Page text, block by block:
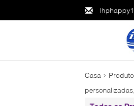
Casa